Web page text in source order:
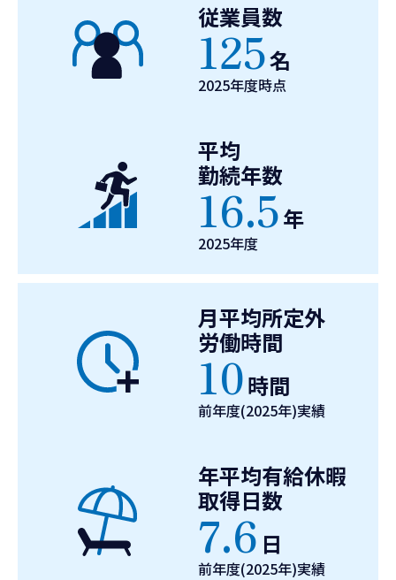
従業員数
125名
2025年度時点
平均
勤続年数
16.5年
2025年度
月平均所定外
労働時間
10時間
前年度(2025年)実績
年平均有給休暇
取得日数
7.6 日
前年度(2025年)実績